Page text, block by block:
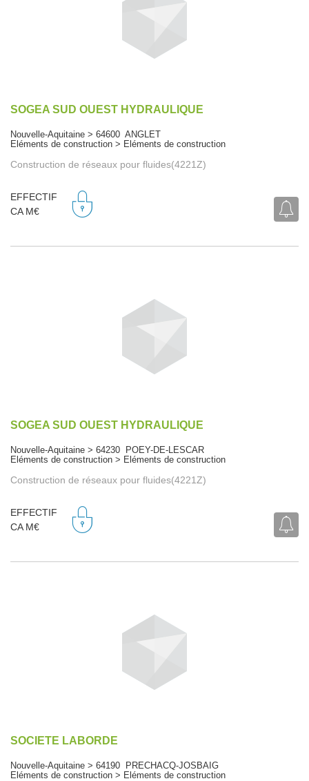
SOGEA SUD OUEST HYDRAULIQUE
Nouvelle-Aquitaine > 64600 ANGLET
Eléments de construction > Eléments de construction
Construction de réseaux pour fluides(4221Z)
EFFECTIF
CA M€
SOGEA SUD OUEST HYDRAULIQUE
Nouvelle-Aquitaine > 64230 POEY-DE-LESCAR
Eléments de construction > Eléments de construction
Construction de réseaux pour fluides(4221Z)
EFFECTIF
CA M€
SOCIETE LABORDE
Nouvelle-Aquitaine > 64190 PRECHACQ-JOSBAIG
Eléments de construction > Eléments de construction